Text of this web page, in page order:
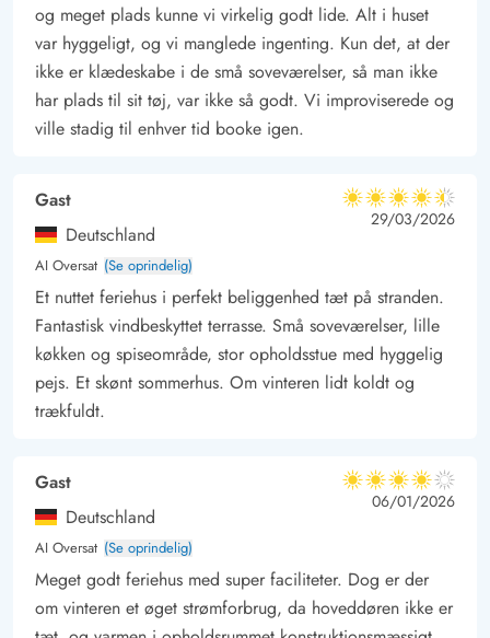
og meget plads kunne vi virkelig godt lide. Alt i huset
var hyggeligt, og vi manglede ingenting. Kun det, at der
ikke er klædeskabe i de små soveværelser, så man ikke
har plads til sit tøj, var ikke så godt. Vi improviserede og
ville stadig til enhver tid booke igen.
Gast
Deutschland
AI Oversat (Se oprindelig)
4.5 ud af 5
4.5 ud af 5
4.5 out of 5
29/03/2026
Et nuttet feriehus i perfekt beliggenhed tæt på stranden.
Fantastisk vindbeskyttet terrasse. Små soveværelser, lille
køkken og spiseområde, stor opholdsstue med hyggelig
pejs. Et skønt sommerhus. Om vinteren lidt koldt og
trækfuldt.
Gast
Deutschland
AI Oversat (Se oprindelig)
4 ud af 5
4 ud af 5
4 out of 5
06/01/2026
Meget godt feriehus med super faciliteter. Dog er der
om vinteren et øget strømforbrug, da hoveddøren ikke er